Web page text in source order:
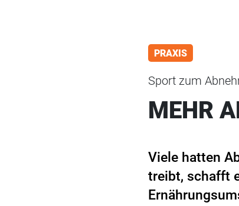
PRAXIS
Sport zum
MEHR
Viele hatten
treibt, schafft